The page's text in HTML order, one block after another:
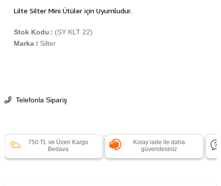
Lilte Silter Mini Ütüler için Uyumludur.
(SY KLT 22)
Stok Kodu
Marka : Silter
Telefonla Sipariş
750 TL ve Üzeri Kargo
Bedava
Kolay iade ile daha
güvendesiniz